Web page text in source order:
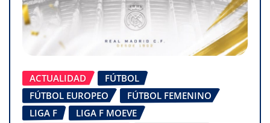
ACTUALIDAD
FÚTBOL
FÚTBOL EUROPEO
FÚTBOL FEMENINO
LIGA F
LIGA F MOEVE